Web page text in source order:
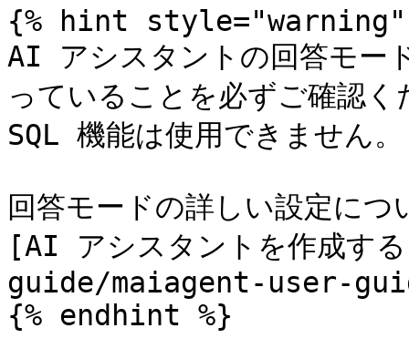
{% hint style="warning"
AI アシスタントの回答モ
っていることを必ずご確認
SQL 機能は使用できません。
回答モードの詳しい設定に
[AI アシスタントを作成
guide/maiagent-user-
{% endhint %}